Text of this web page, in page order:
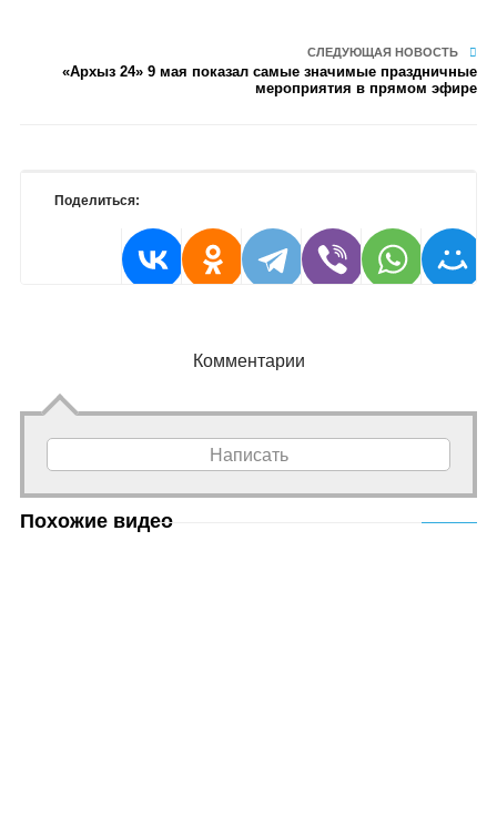
СЛЕДУЮЩАЯ НОВОСТЬ
«Архыз 24» 9 мая показал самые значимые праздничные
мероприятия в прямом эфире
Поделиться:
Комментарии
Написать
Похожие видео